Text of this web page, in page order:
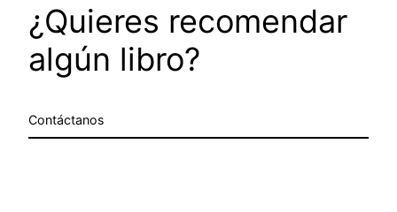
¿Quieres recomendar
algún libro?
Contáctanos